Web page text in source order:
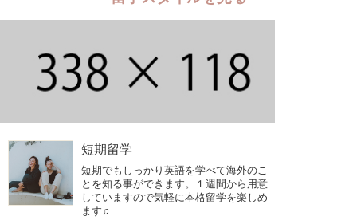
短期留学
短期でもしっかり英語を学べて海外のこ
とを知る事ができます。１週間から用意
していますので気軽に本格留学を楽しめ
ます♫